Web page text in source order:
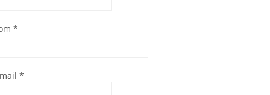
*
*